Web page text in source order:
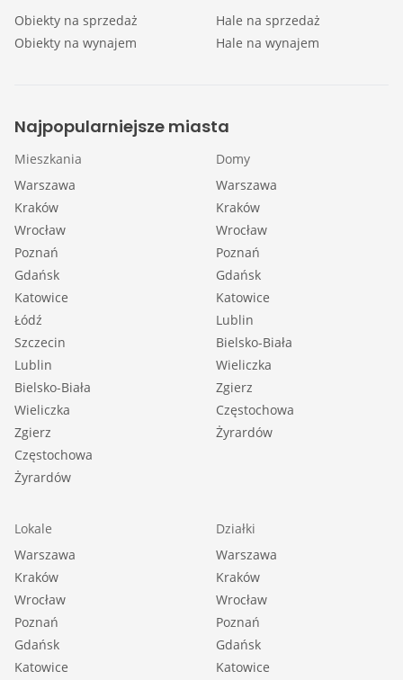
Obiekty na sprzedaż
Obiekty na wynajem
Hale na sprzedaż
Hale na wynajem
Najpopularniejsze miasta
Mieszkania
Warszawa
Kraków
Wrocław
Poznań
Gdańsk
Katowice
Łódź
Szczecin
Lublin
Bielsko-Biała
Wieliczka
Zgierz
Częstochowa
Żyrardów
Domy
Warszawa
Kraków
Wrocław
Poznań
Gdańsk
Katowice
Lublin
Bielsko-Biała
Wieliczka
Zgierz
Częstochowa
Żyrardów
Lokale
Warszawa
Kraków
Wrocław
Poznań
Gdańsk
Katowice
Działki
Warszawa
Kraków
Wrocław
Poznań
Gdańsk
Katowice